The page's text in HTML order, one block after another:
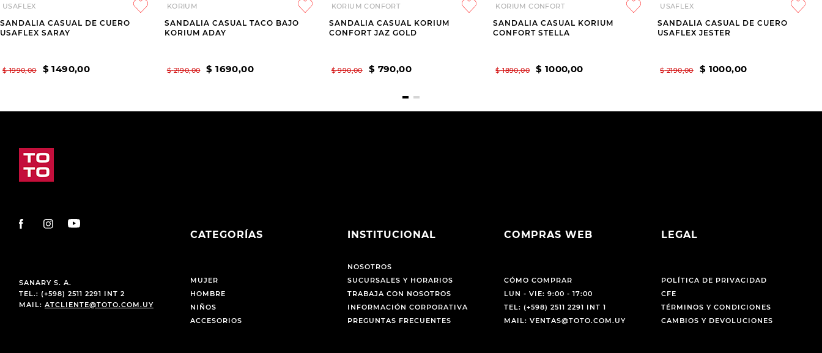
USAFLEX
SANDALIA CASUAL DE CUERO
USAFLEX SARAY
$ 1990,00 $ 1490,00
KORIUM
SANDALIA CASUAL TACO BAJO
KORIUM ADAY
$ 2190,00 $ 1690,00
KORIUM CONFORT
SANDALIA CASUAL KORIUM
CONFORT JAZ GOLD
$ 990,00 $ 790,00
KORIUM CONFORT
SANDALIA CASUAL KORIUM
CONFORT STELLA
$ 1890,00 $ 1000,00
USAFLEX
SANDALIA CASUAL DE CUERO
USAFLEX JESTER
$ 2190,00 $ 1000,00
SANARY S. A.
TEL.: (+598) 2511 2291 INT 2
MAIL: ATCLIENTE@TOTO.COM.UY
CATEGORÍAS
MUJER
HOMBRE
NIÑOS
ACCESORIOS
INSTITUCIONAL
NOSOTROS
SUCURSALES Y HORARIOS
TRABAJA CON NOSOTROS
INFORMACIÓN CORPORATIVA
PREGUNTAS FRECUENTES
COMPRAS WEB
CÓMO COMPRAR
LUN - VIE: 9:00 - 17:00
TEL: (+598) 2511 2291 INT 1
MAIL: VENTAS@TOTO.COM.UY
LEGAL
POLÍTICA DE PRIVACIDAD
CFE
TÉRMINOS Y CONDICIONES
CAMBIOS Y DEVOLUCIONES